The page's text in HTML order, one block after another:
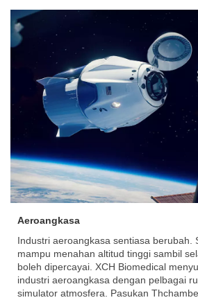
Aeroangkasa
Industri aeroangkasa sentiasa berubah.
mampu menahan altitud tinggi sambil
boleh dipercayai. XCH Biomedical
industri aeroangkasa dengan pelbagai
simulator atmosfera. Pasukan